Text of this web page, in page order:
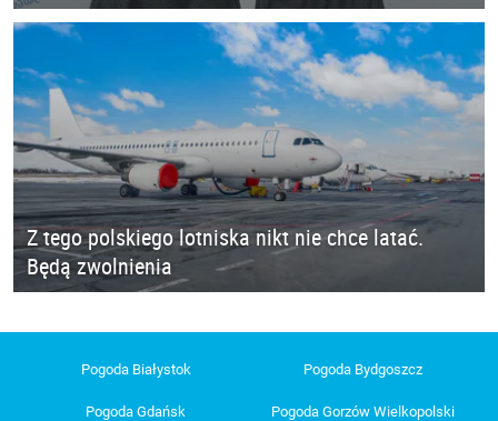
Z tego polskiego lotniska nikt nie chce latać.
Będą zwolnienia
Pogoda Białystok Pogoda Bydgoszcz
Pogoda Gdańsk
Pogoda Gorzów Wielkopolski